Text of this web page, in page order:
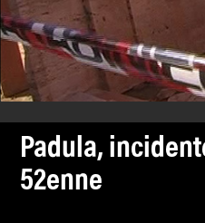
Padula,
52enne